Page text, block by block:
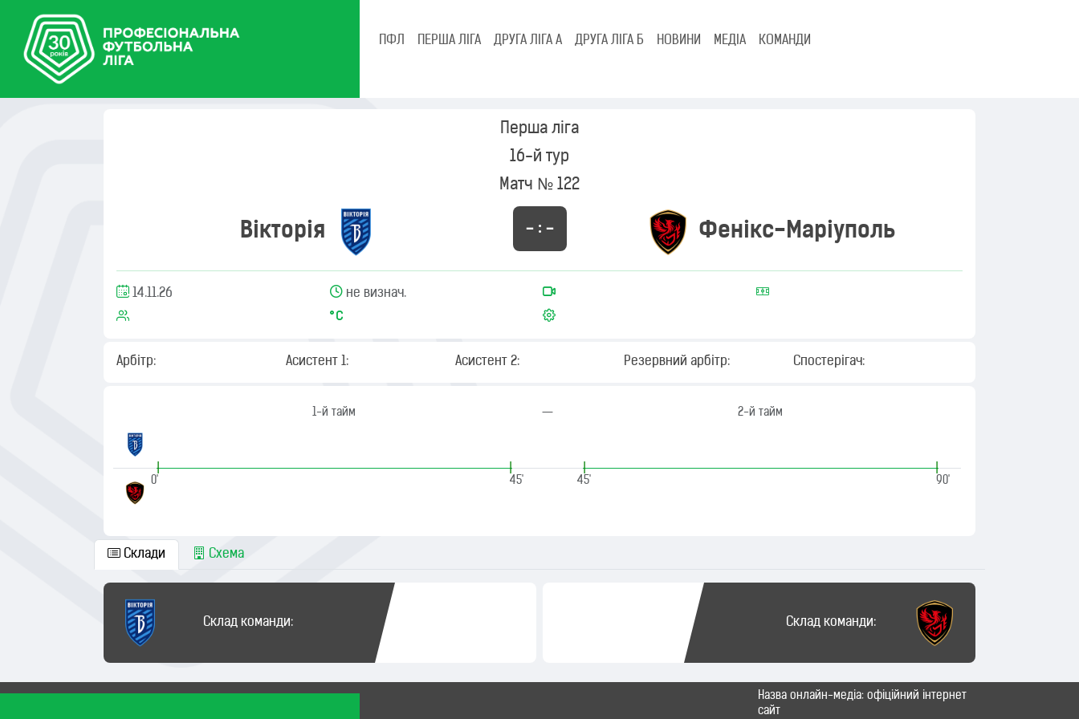
ПФЛ ПЕРША ЛІГА ДРУГА ЛІГА А ДРУГА ЛІГА Б НОВИНИ МЕДІА КОМАНДИ
Перша ліга
16-й тур
Матч № 122
Вікторія – : – Фенікс-Маріуполь
14.11.26 не визнач.
Арбітр: Асистент 1: Асистент 2: Резервний арбітр: Спостерігач:
1-й тайм
|
0'
|
45'
— 2-й тайм
|
45'
|
90'
Склади Схема
Склад команди: Склад команди:
Назва онлайн-медіа: офіційний інтернет
сайт